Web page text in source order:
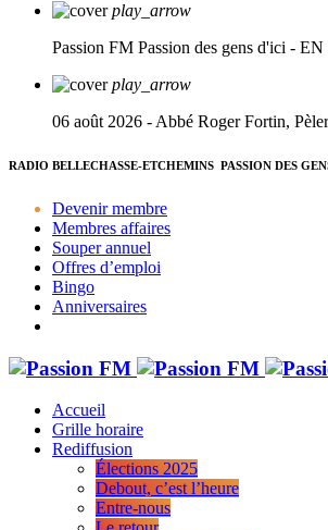
play_arrow
Passion FM Passion des gens d'ici -
play_arrow
06 août 2026 - Abbé Roger Fortin,
RADIO BELLECHASSE-ETCHEMINS PASSION DES
Devenir membre
Membres affaires
Souper annuel
Offres d’emploi
Bingo
Anniversaires
Accueil
Grille horaire
Rediffusion
Élections 2025
Debout, c’est l’heure
Entre-nous